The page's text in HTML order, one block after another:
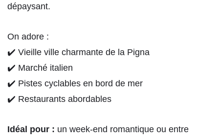
dépaysant.
On adore :
✔️ Vieille ville charmante de la Pigna
✔️ Marché italien
✔️ Pistes cyclables en bord de mer
✔️ Restaurants abordables
Idéal pour : un week-end romantique ou entre